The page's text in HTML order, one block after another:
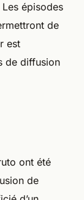
Les épisodes
de
est
de diffusion
ont été
de